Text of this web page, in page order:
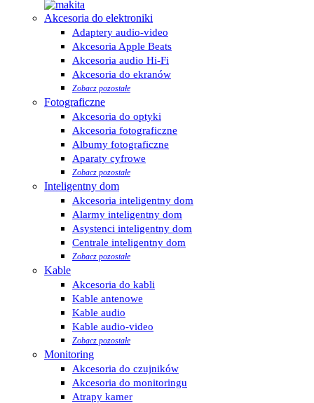
Akcesoria do elektroniki
Adaptery audio-video
Akcesoria Apple Beats
Akcesoria audio Hi-Fi
Akcesoria do ekranów
Zobacz pozostałe
Fotograficzne
Akcesoria do optyki
Akcesoria fotograficzne
Albumy fotograficzne
Aparaty cyfrowe
Zobacz pozostałe
Inteligentny dom
Akcesoria inteligentny dom
Alarmy inteligentny dom
Asystenci inteligentny dom
Centrale inteligentny dom
Zobacz pozostałe
Kable
Akcesoria do kabli
Kable antenowe
Kable audio
Kable audio-video
Zobacz pozostałe
Monitoring
Akcesoria do czujników
Akcesoria do monitoringu
Atrapy kamer